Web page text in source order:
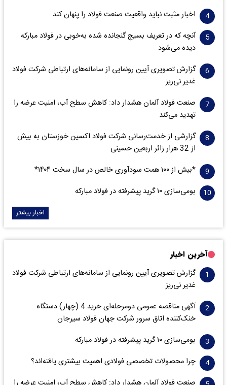
اخبار مثبت نباید واقعیت صنعت فولاد را پنهان کند
آنچه که در تعریف بسیج گنجانده شده به‌خوبی در فولاد مبارکه
دیده می‌شود
گزارش تصویری آیین رونمایی از سامانه‌های ارتباطی شرکت فولاد
غدیر نی‌ریز
صنعت فولاد آلمان هشدار داد: کاهش سطح آب، امنیت عرضه را
تهدید می‌کند
گزارشی از خدمت‌رسانی شرکت فولاد اکسین خوزستان به بیش
از 32 هزار زائر اربعین حسینی
*بیش از ۱۰۰ همت سودآوری خالص در سال سخت ۱۴۰۴*
بومی‌سازی ۱۰ گرید پیشرفته در فولاد مبارکه
اخبار بیشتر
آخرین اخبار
گزارش تصویری آیین رونمایی از سامانه‌های ارتباطی شرکت فولاد
غدیر نی‌ریز
آگهی مناقصه عمومی دومرحله‌ای خرید 4 (چهار) دستگاه
خنک‌کننده اتاق سرور شرکت جهان فولاد سیرجان
بومی‌سازی ۱۰ گرید پیشرفته در فولاد مبارکه
چرا محصولات تخصصی فولادی اهمیت بیشتری یافته‌اند؟